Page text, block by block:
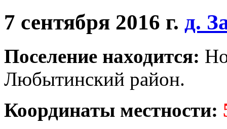
7 сентября 2016 г. д.
Поселение находится:
Любытинский район.
Координаты местности: